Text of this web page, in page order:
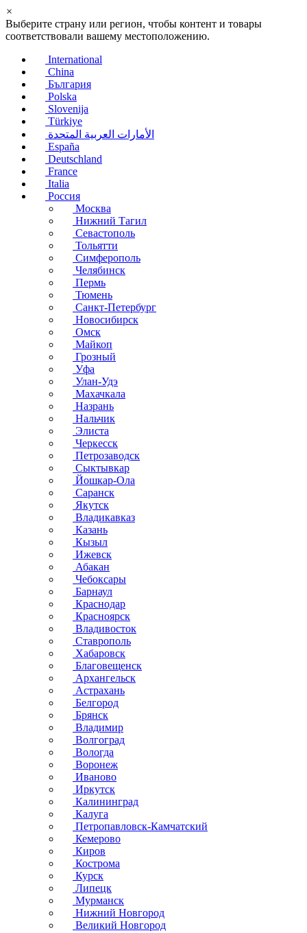
×
Выберите страну или регион, чтобы контент и товары
соответствовали вашему местоположению.
International
China
България
Polska
Slovenija
Türkiye
الأمارات العربية المتحدة
España
Deutschland
France
Italia
Россия
Москва
Нижний Тагил
Севастополь
Тольятти
Симферополь
Челябинск
Пермь
Тюмень
Санкт-Петербург
Новосибирск
Омск
Майкоп
Грозный
Уфа
Улан-Удэ
Махачкала
Назрань
Нальчик
Элиста
Черкесск
Петрозаводск
Сыктывкар
Йошкар-Ола
Саранск
Якутск
Владикавказ
Казань
Кызыл
Ижевск
Абакан
Чебоксары
Барнаул
Краснодар
Красноярск
Владивосток
Ставрополь
Хабаровск
Благовещенск
Архангельск
Астрахань
Белгород
Брянск
Владимир
Волгоград
Вологда
Воронеж
Иваново
Иркутск
Калининград
Калуга
Петропавловск-Камчатский
Кемерово
Киров
Кострома
Курск
Липецк
Мурманск
Нижний Новгород
Великий Новгород